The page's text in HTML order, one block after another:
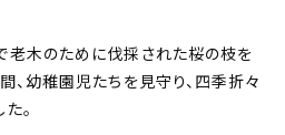
老木のために伐採された桜の枝を
、幼稚園児たちを見守り、四季折々
。